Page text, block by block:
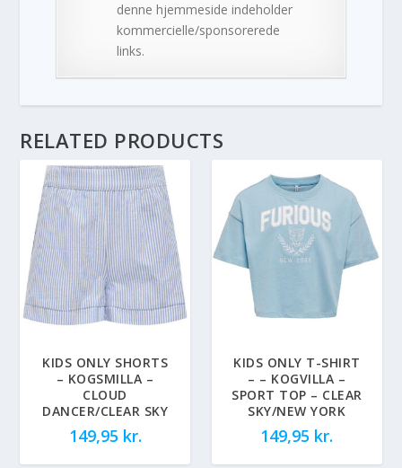
denne hjemmeside indeholder
kommercielle/sponsorerede
links.
RELATED PRODUCTS
KIDS ONLY SHORTS
– KOGSMILLA –
CLOUD
DANCER/CLEAR SKY
149,95 kr.
KIDS ONLY T-SHIRT
– – KOGVILLA –
SPORT TOP – CLEAR
SKY/NEW YORK
149,95 kr.